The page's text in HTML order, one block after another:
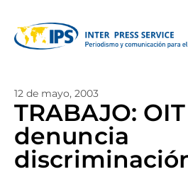
12 de mayo, 2003
TRABAJO: OIT
denuncia